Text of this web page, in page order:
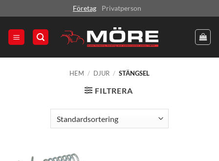
to
content
Företag Privatperson
HEM / DJUR / STÄNGSEL
FILTRERA